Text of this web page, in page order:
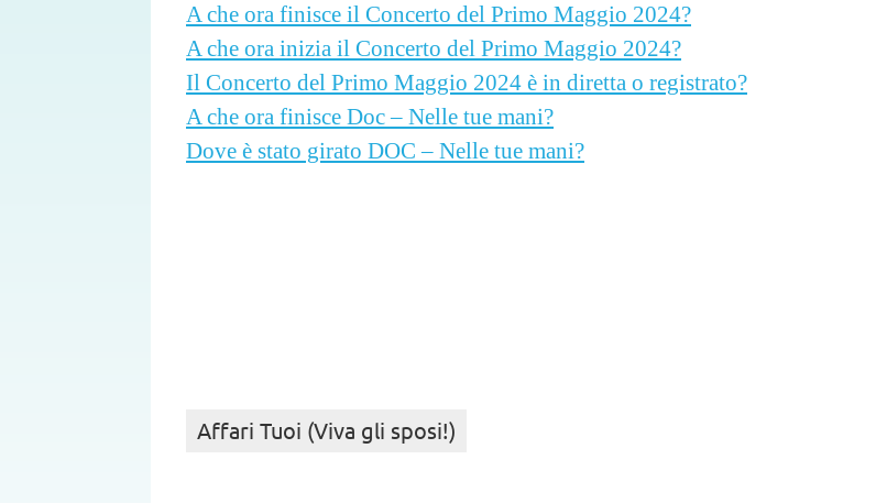
A che ora finisce il Concerto del Primo Maggio 2024?
A che ora inizia il Concerto del Primo Maggio 2024?
Il Concerto del Primo Maggio 2024 è in diretta o registrato?
A che ora finisce Doc – Nelle tue mani?
Dove è stato girato DOC – Nelle tue mani?
Affari Tuoi (Viva gli sposi!)